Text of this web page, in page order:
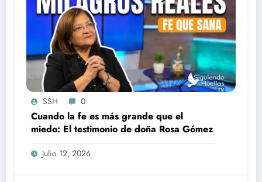
SSH 0
Cuando la fe es más grande que el
miedo: El testimonio de doña Rosa Gómez
Julio 12, 2026